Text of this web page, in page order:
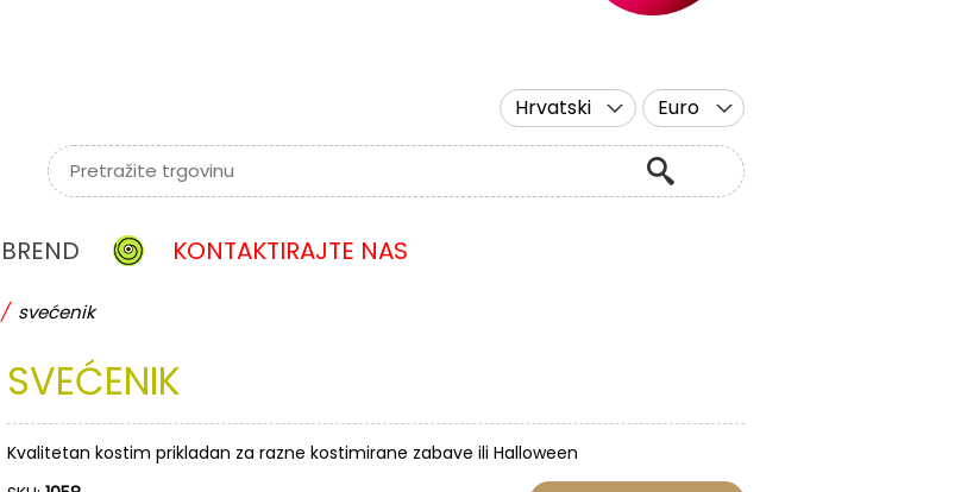
Euro
Hrvatski
BREND KONTAKTIRAJTE NAS
/ svećenik
SVEĆENIK
Kvalitetan kostim prikladan za razne kostimirane zabave ili Halloween